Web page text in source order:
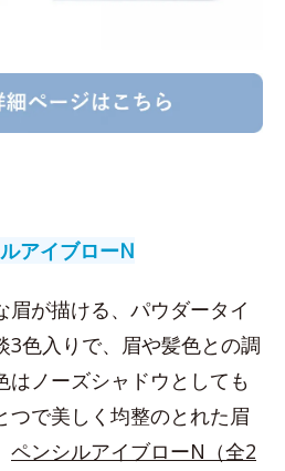
アイブローN
眉が描ける、パウダータイ
3色入りで、眉や髪色との調
はノーズシャドウとしても
つで美しく均整のとれた眉
ペンシルアイブローN（全2